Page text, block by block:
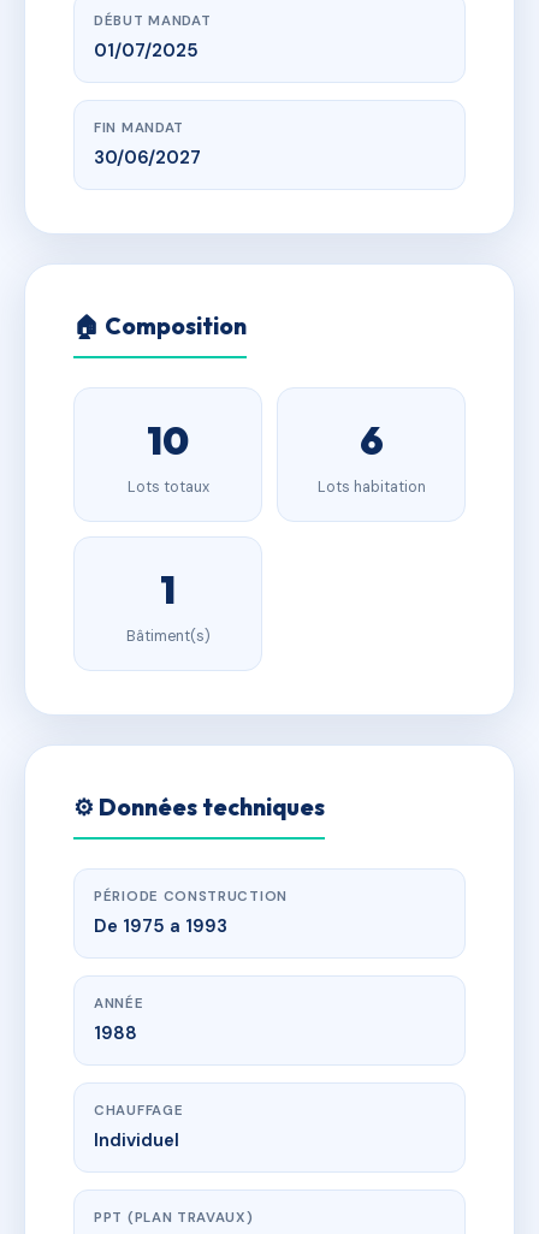
DÉBUT MANDAT
01/07/2025
FIN MANDAT
30/06/2027
🏠 Composition
10
Lots totaux
6
Lots habitation
1
Bâtiment(s)
⚙️ Données techniques
PÉRIODE CONSTRUCTION
De 1975 a 1993
ANNÉE
1988
CHAUFFAGE
Individuel
PPT (PLAN TRAVAUX)